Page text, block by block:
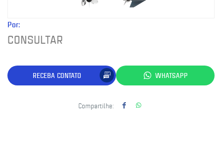
Por:
CONSULTAR
RECEBA CONTATO WHATSAPP
Compartilhe: